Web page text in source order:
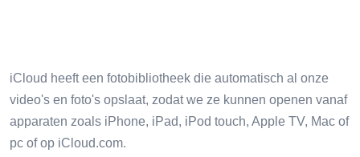
iCloud heeft een fotobibliotheek die automatisch al onze
video's en foto's opslaat, zodat we ze kunnen openen vanaf
apparaten zoals iPhone, iPad, iPod touch, Apple TV, Mac of
pc of op iCloud.com.